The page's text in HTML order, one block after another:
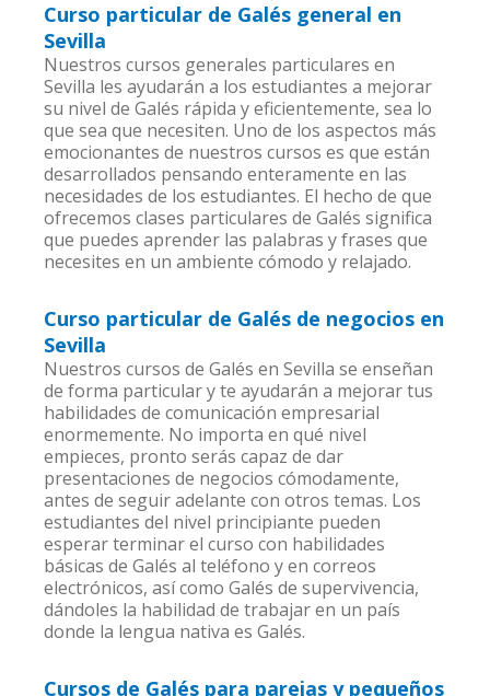
Curso particular de Galés general en
Sevilla
Nuestros cursos generales particulares en
Sevilla les ayudarán a los estudiantes a mejorar
su nivel de Galés rápida y eficientemente, sea lo
que sea que necesiten. Uno de los aspectos más
emocionantes de nuestros cursos es que están
desarrollados pensando enteramente en las
necesidades de los estudiantes. El hecho de que
ofrecemos clases particulares de Galés significa
que puedes aprender las palabras y frases que
necesites en un ambiente cómodo y relajado.
Curso particular de Galés de negocios en
Sevilla
Nuestros cursos de Galés en Sevilla se enseñan
de forma particular y te ayudarán a mejorar tus
habilidades de comunicación empresarial
enormemente. No importa en qué nivel
empieces, pronto serás capaz de dar
presentaciones de negocios cómodamente,
antes de seguir adelante con otros temas. Los
estudiantes del nivel principiante pueden
esperar terminar el curso con habilidades
básicas de Galés al teléfono y en correos
electrónicos, así como Galés de supervivencia,
dándoles la habilidad de trabajar en un país
donde la lengua nativa es Galés.
Cursos de Galés para parejas y pequeños